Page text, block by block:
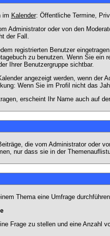
im Kalender: Öffentliche Termine,
Administrator oder von den
der Fall.
registrierten Benutzer
zu benutzen. Wenn Sie
Ihrer Benutzergruppe sichtbar.
angezeigt werden, wenn der
Wenn Sie im Profil nicht das
erscheint Ihr Name auch auf der
die vom Administrator oder
nur dass sie in der
Thema eine Umfrage
Frage zu stellen und eine Anzahl